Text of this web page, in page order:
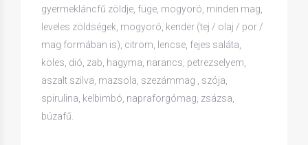
gyermekláncfű zöldje, füge, mogyoró, minden mag,
leveles zöldségek, mogyoró, kender (tej / olaj / por /
mag formában is), citrom, lencse, fejes saláta,
köles, dió, zab, hagyma, narancs, petrezselyem,
aszalt szilva, mazsola, szezámmag , szója,
spirulina, kelbimbó, napraforgómag, zsázsa,
búzafű.